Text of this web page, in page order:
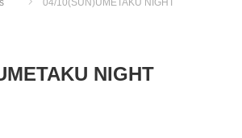
04/10(SUN)UMETAKU NIGHT
NIGHT